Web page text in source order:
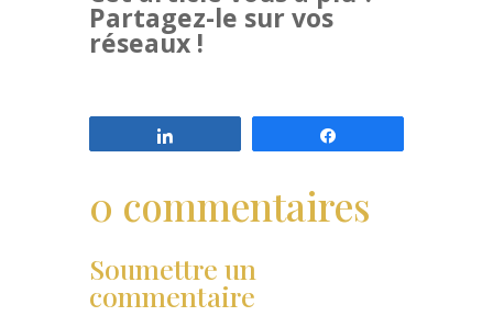
Partagez-le sur vos
réseaux !
0 commentaires
Soumettre un
commentaire